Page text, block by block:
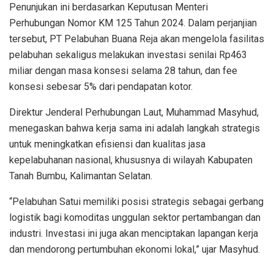
Penunjukan ini berdasarkan Keputusan Menteri
Perhubungan Nomor KM 125 Tahun 2024. Dalam perjanjian
tersebut, PT Pelabuhan Buana Reja akan mengelola fasilitas
pelabuhan sekaligus melakukan investasi senilai Rp463
miliar dengan masa konsesi selama 28 tahun, dan fee
konsesi sebesar 5% dari pendapatan kotor.
Direktur Jenderal Perhubungan Laut, Muhammad Masyhud,
menegaskan bahwa kerja sama ini adalah langkah strategis
untuk meningkatkan efisiensi dan kualitas jasa
kepelabuhanan nasional, khususnya di wilayah Kabupaten
Tanah Bumbu, Kalimantan Selatan.
“Pelabuhan Satui memiliki posisi strategis sebagai gerbang
logistik bagi komoditas unggulan sektor pertambangan dan
industri. Investasi ini juga akan menciptakan lapangan kerja
dan mendorong pertumbuhan ekonomi lokal,” ujar Masyhud.